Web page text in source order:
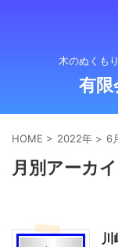
木のぬくも
有
HOME > 2022年 > 6
月別アーカ